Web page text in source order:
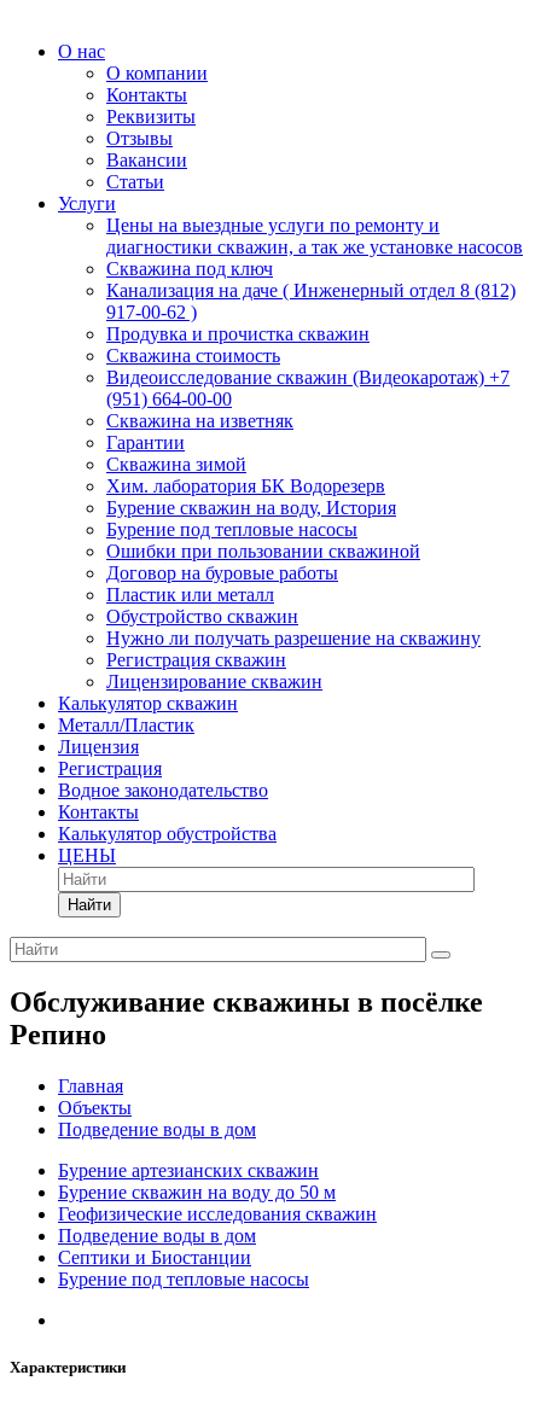
О нас
О компании
Контакты
Реквизиты
Отзывы
Вакансии
Статьи
Услуги
Цены на выездные услуги по ремонту и
диагностики скважин, а так же установке насосов
Скважина под ключ
Канализация на даче ( Инженерный отдел 8 (812)
917-00-62 )
Продувка и прочистка скважин
Скважина стоимость
Видеоисследование скважин (Видеокаротаж) +7
(951) 664-00-00
Скважина на изветняк
Гарантии
Скважина зимой
Хим. лаборатория БК Водорезерв
Бурение скважин на воду, История
Бурение под тепловые насосы
Ошибки при пользовании скважиной
Договор на буровые работы
Пластик или металл
Обустройство скважин
Нужно ли получать разрешение на скважину
Регистрация скважин
Лицензирование скважин
Калькулятор скважин
Металл/Пластик
Лицензия
Регистрация
Водное законодательство
Контакты
Калькулятор обустройства
ЦЕНЫ
Найти
Обслуживание скважины в посёлке
Репино
Главная
Объекты
Подведение воды в дом
Бурение артезианских скважин
Бурение скважин на воду до 50 м
Геофизические исследования скважин
Подведение воды в дом
Септики и Биостанции
Бурение под тепловые насосы
Характеристики